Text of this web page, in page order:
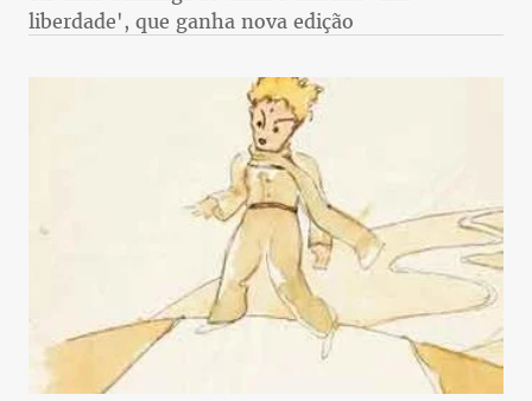
liberdade', que ganha nova edição